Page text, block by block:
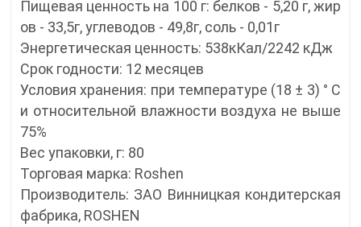
Пищевая ценность на 100 г: белков - 5,20 г, жир
ов - 33,5г, углеводов - 49,8г, соль - 0,01г
Энергетическая ценность: 538кКал/2242 кДж
Срок годности: 12 месяцев
Условия хранения: при температуре (18 ± 3) ° С
и относительной влажности воздуха не выше
75%
Вес упаковки, г: 80
Торговая марка: Roshen
Производитель: ЗАО Винницкая кондитерская
фабрика, ROSHEN